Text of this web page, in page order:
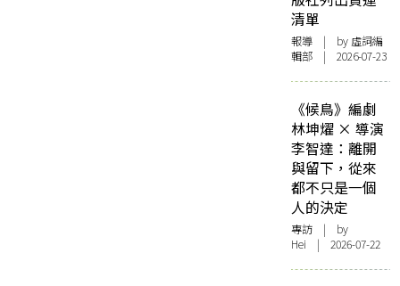
清單
報導 | by 虛詞編
輯部 | 2026-07-23
《候鳥》編劇
林坤燿 × 導演
李智達：離開
與留下，從來
都不只是一個
人的決定
專訪 | by
Hei | 2026-07-22